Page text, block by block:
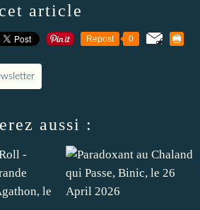
article
Repost 0
aussi :